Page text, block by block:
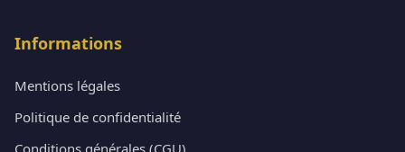
Informations
Mentions légales
Politique de confidentialité
Conditions générales (CGU)